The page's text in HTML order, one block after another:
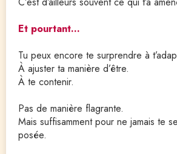
Et pourtant…
Tu peux encore te surprendre à
À ajuster ta manière d’être.
À te contenir.
Pas de manière flagrante.
Mais suffisamment pour ne jamais te
posée.